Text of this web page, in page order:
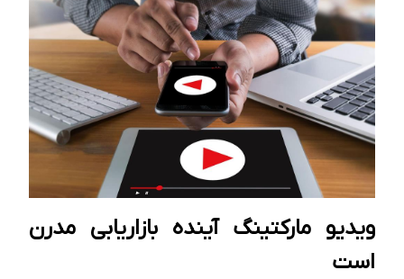
ویدیو مارکتینگ آینده بازاریابی مدرن
است